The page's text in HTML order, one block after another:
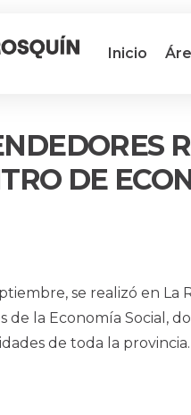
Inicio
DE
se realizó en La
la Economía Social,
de toda la provincia.